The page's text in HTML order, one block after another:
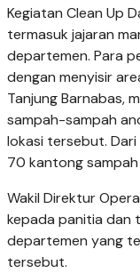
Kegiatan Clean Up
termasuk jajaran
departemen. Para
dengan menyisir
Tanjung Barnabas,
sampah-sampah
lokasi tersebut.
70 kantong
Wakil Direktur
kepada panitia dan
departemen yang
tersebut.